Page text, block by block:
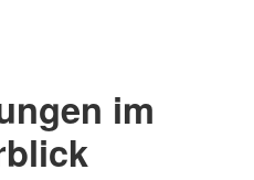
im